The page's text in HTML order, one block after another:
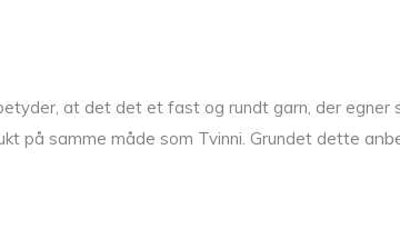
at det det et fast og rundt garn, der
på samme måde som Tvinni. Grundet dette